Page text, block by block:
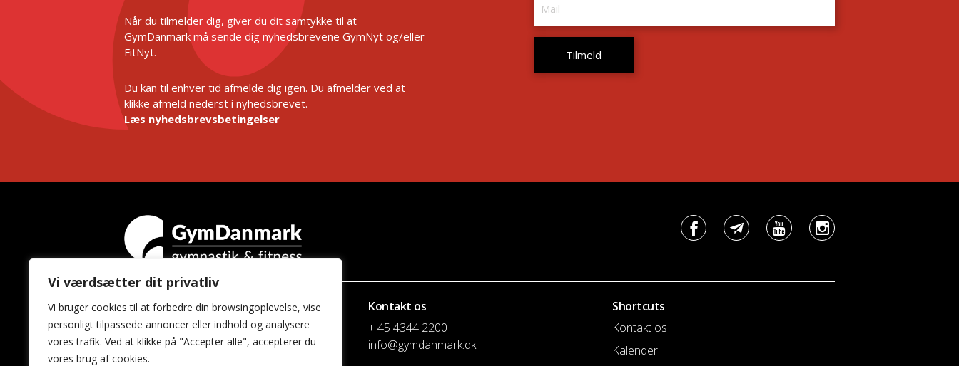
Vi værdsætter dit privatliv
Vi bruger cookies til at forbedre din browsingoplevelse, vise
personligt tilpassede annoncer eller indhold og analysere
vores trafik. Ved at klikke på "Accepter alle", accepterer du
vores brug af cookies.
Når du tilmelder dig, giver du dit samtykke til at
GymDanmark må sende dig nyhedsbrevene GymNyt og/eller
FitNyt.
Du kan til enhver tid afmelde dig igen. Du afmelder ved at
klikke afmeld nederst i nyhedsbrevet.
Læs nyhedsbrevsbetingelser
GymDanmark
Idrættens Hus
Brøndby Stadion 20
2605 Brøndby
Kontakt os
+ 45 4344 2200
info@gymdanmark.dk
Shortcuts
Kontakt os
Kalender